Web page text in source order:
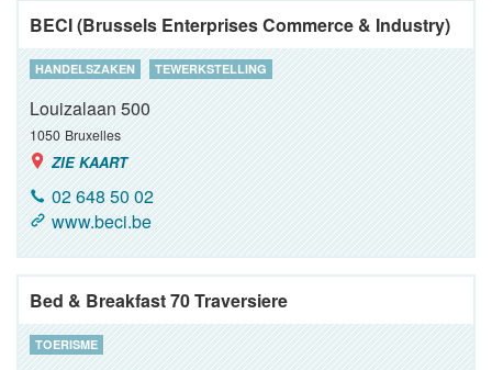
BECI (Brussels Enterprises Commerce & Industry)
HANDELSZAKEN TEWERKSTELLING
Louizalaan 500
1050 Bruxelles
ZIE KAART
02 648 50 02
www.beci.be
Bed & Breakfast 70 Traversiere
TOERISME